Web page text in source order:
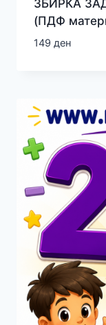
ЗБИРКА
(ПДФ
149 ден